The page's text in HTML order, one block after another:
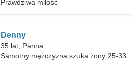
Prawdziwa miłość
Denny
35 lat, Panna
Samotny mężczyzna szuka żony 25-33